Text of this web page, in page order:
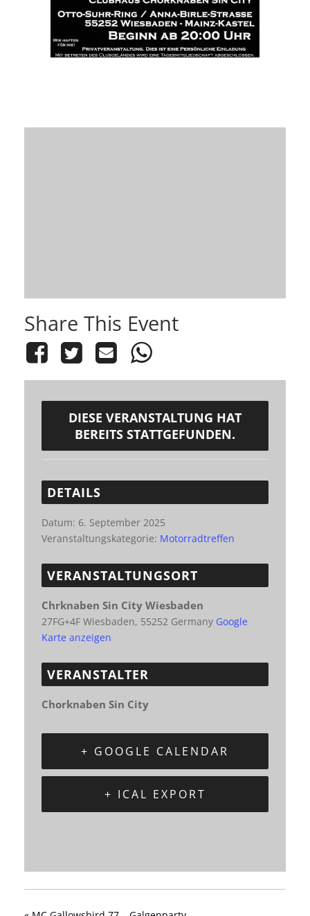
Share This Event
DIESE VERANSTALTUNG HAT
BEREITS STATTGEFUNDEN.
DETAILS
Datum: 6. September 2025
Veranstaltungskategorie: Motorradtreffen
VERANSTALTUNGSORT
Chrknaben Sin City Wiesbaden
27FG+4F Wiesbaden, 55252 Germany Google
Karte anzeigen
VERANSTALTER
Chorknaben Sin City
+ GOOGLE CALENDAR
+ ICAL EXPORT